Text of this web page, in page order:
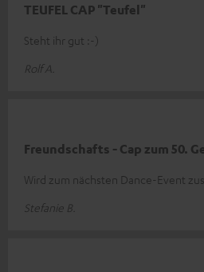
TEUFEL CAP "Teufel"
Steht ihr gut :-)
Rolf A.
Freundschafts - Cap zum 50.
Wird zum nächsten Dance-Event
Stefanie B.